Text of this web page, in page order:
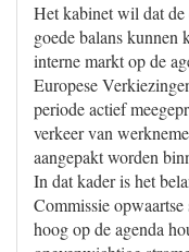
Het kabinet wil dat de
goede balans kunnen
interne markt op de
Europese
periode actief
verkeer van
aangepakt worden
In dat kader is het
Commissie
hoog op de agenda